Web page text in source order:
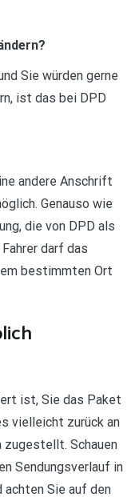
Sie würden gerne
ist das bei DPD
andere Anschrift
Genauso wie
die von DPD als
darf das
bestimmten Ort
ist, Sie das Paket
vielleicht zurück an
zugestellt. Schauen
Sendungsverlauf in
achten Sie auf den